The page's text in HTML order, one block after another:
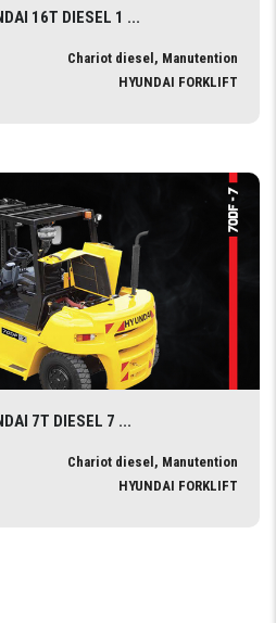
16T DIESEL 1 ...
Chariot diesel, Manutention
HYUNDAI FORKLIFT
7T DIESEL 7 ...
Chariot diesel, Manutention
HYUNDAI FORKLIFT